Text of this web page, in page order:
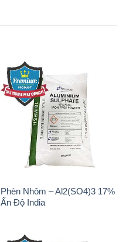
Phèn Nhôm – Al2(SO4)3 17%
Ấn Độ India